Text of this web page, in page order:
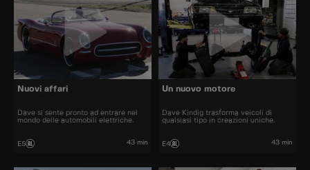
Nuovi affari
Dave si sente pronto ad entrare nel
mondo delle automobili elettriche.
E5 43 min
Un nuovo motore
Dave Kindig trasforma veicoli di
qualsiasi tipo in creazioni uniche.
E4 43 min